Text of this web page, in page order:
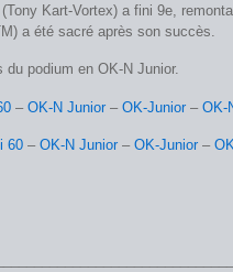
Kart-Vortex) a fini 9e,
a été sacré après son succès.
podium en OK-N Junior.
– OK-N Junior – OK-Junior – OK-
60 – OK-N Junior – OK-Junior –